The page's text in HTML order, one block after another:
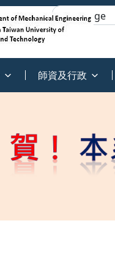
師資及行政